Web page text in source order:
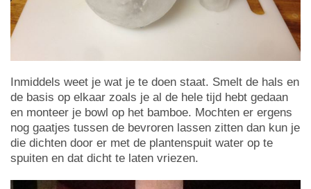
Inmiddels weet je wat je te doen staat. Smelt de hals en
de basis op elkaar zoals je al de hele tijd hebt gedaan
en monteer je bowl op het bamboe. Mochten er ergens
nog gaatjes tussen de bevroren lassen zitten dan kun je
die dichten door er met de plantenspuit water op te
spuiten en dat dicht te laten vriezen.